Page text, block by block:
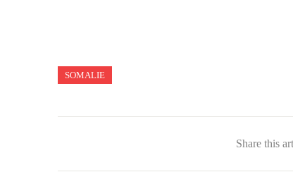
SOMALIE
Share this